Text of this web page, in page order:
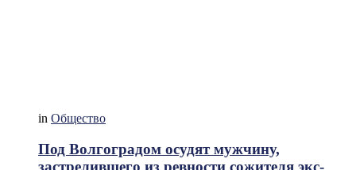
in Общество
Под Волгоградом осудят мужчину,
застрелившего из ревности сожителя экс-